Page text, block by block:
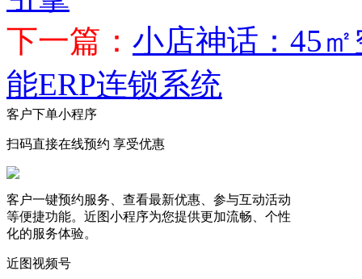
下一篇： 小店神话：45
能ERP连锁系统
客户下单小程序
扫码直接在线预约 享受优惠
客户一键预约服务、查看最新优惠、参与互动活动
等便捷功能。近图小程序为您提供更加流畅、个性
化的服务体验。
近图视频号